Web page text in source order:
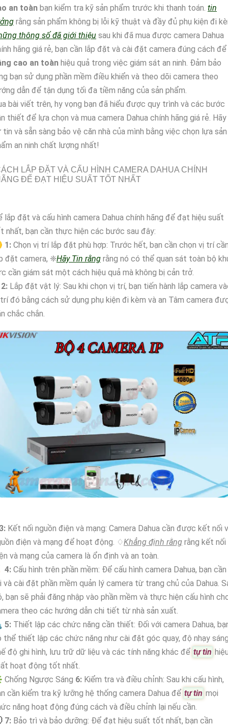
an toàn bạn kiểm tra kỹ sản phẩm trước khi thanh toán. tin
rằng sản phẩm không bị lỗi kỹ thuật và đầy đủ phụ kiện đi
thông số đã giới thiệu sau khi đã mua được camera Dahua
hãng giá rẻ, bạn cần lắp đặt và cài đặt camera đúng cách để
cao an toàn hiệu quả trong việc giám sát an ninh. Đảm bảo
bạn sử dụng phần mềm điều khiển và theo dõi camera theo
dẫn để tận dụng tối đa tiềm năng của sản phẩm.
bài viết trên, hy vọng bạn đã hiểu được quy trình và các bước
thiết để lựa chọn và mua camera Dahua chính hãng giá rẻ. Hãy
và sẵn sàng bảo vệ căn nhà của mình bằng việc chọn lựa sản
an ninh chất lượng nhất!
LẮP ĐẶT VÀ CẤU HÌNH CAMERA DAHUA CHÍNH
ĐỂ ĐẠT HIỆU SUẤT TỐT NHẤT
lắp đặt và cấu hình camera Dahua chính hãng để đạt hiệu suất
nhất, bạn cần thực hiện các bước sau đây:
1: Chọn vị trí lắp đặt phù hợp: Trước hết, bạn cần chọn vị trí
đặt camera, ❈Hãy Tin rằng rằng nó có thể quan sát toàn bộ
cần giám sát một cách hiệu quả mà không bị cản trở.
2: Lắp đặt vật lý: Sau khi chọn vị trí, bạn tiến hành lắp camera
đó bằng cách sử dụng phụ kiện đi kèm và an Tâm camera
chắc chắn.
Kết nối nguồn điện và mạng: Camera Dahua cần được kết nối
điện và mạng để hoạt động. ♢Khẳng định rằng rằng kết nối
và mạng của camera là ổn định và an toàn.
4: Cấu hình trên phần mềm: Để cấu hình camera Dahua, bạn cần
và cài đặt phần mềm quản lý camera từ trang chủ của Dahua.
bạn sẽ phải đăng nhập vào phần mềm và thực hiện cấu hình
theo các hướng dẫn chi tiết từ nhà sản xuất.
5: Thiết lập các chức năng cần thiết: Đối với camera Dahua,
thể thiết lập các chức năng như cài đặt góc quay, độ nhạy
độ ghi hình, lưu trữ dữ liệu và các tính năng khác để tự tin
hoạt động tốt nhất.
Ngược Sáng 6: Kiểm tra và điều chỉnh: Sau khi cấu hình,
cần kiểm tra kỹ lưỡng hệ thống camera Dahua để tự tin mọi
năng hoạt động đúng cách và điều chỉnh lại nếu cần.
7: Bảo trì và bảo dưỡng: Để đạt hiệu suất tốt nhất, bạn cần